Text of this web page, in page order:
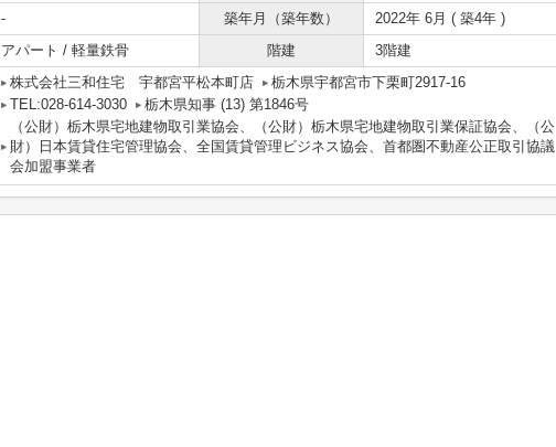
- 築年月（築年数）
2022年 6月 ( 築4年 )
アパート / 軽量鉄骨 階建 3階建
株式会社三和住宅 宇都宮平松本町店
栃木県宇都宮市下栗町2917-16
TEL:028-614-3030
栃木県知事 (13) 第1846号
（公財）栃木県宅地建物取引業協会、（公財）栃木県宅地建物取引業保証協会、（公
財）日本賃貸住宅管理協会、全国賃貸管理ビジネス協会、首都圏不動産公正取引協議
会加盟事業者